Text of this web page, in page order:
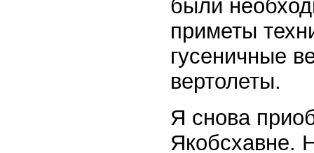
были
приметы
гусеничные
вертолеты.
Я снова
Якобсхавне.